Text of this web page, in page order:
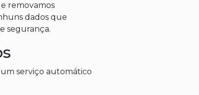
removamos
dados que
segurança.
serviço automático